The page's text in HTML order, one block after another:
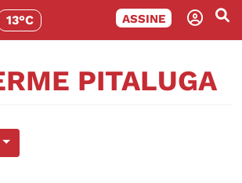
13°C ASSINE
PITALUGA